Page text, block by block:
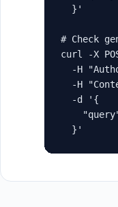
  }'
# Check
curl -X
-H
-H
  -d '{
  }'